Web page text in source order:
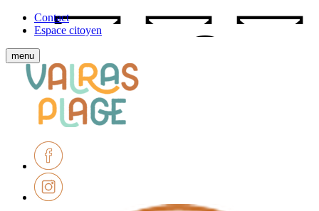
Contact
Espace citoyen
Afficher
le
menu
mobile
menu